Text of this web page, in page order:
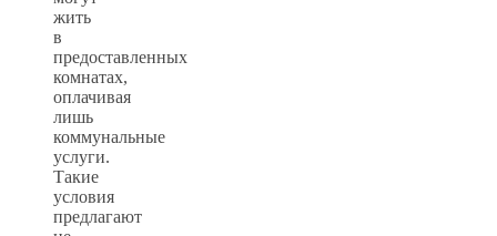
жить
в
предоставленных
комнатах,
оплачивая
лишь
коммунальные
услуги.
Такие
условия
предлагают